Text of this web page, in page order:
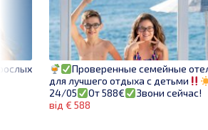
Проверенные семейные
для лучшего отдыха с детьми
24/05
От 588€
Звони сейчас!
від € 588